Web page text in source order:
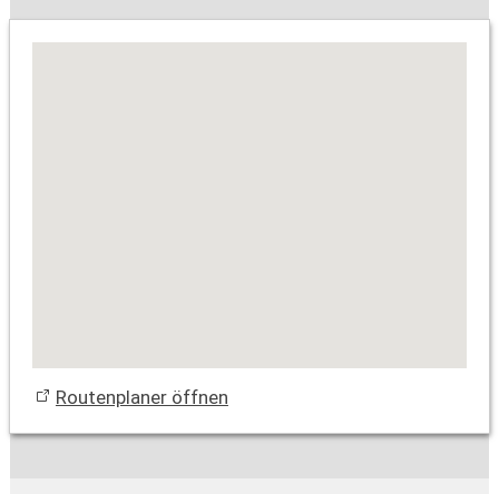
Routenplaner öffnen